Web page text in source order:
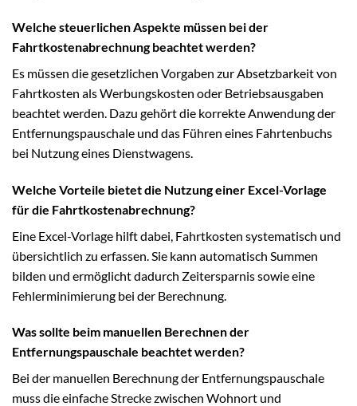
Welche steuerlichen Aspekte müssen bei der
Fahrtkostenabrechnung beachtet werden?
Es müssen die gesetzlichen Vorgaben zur Absetzbarkeit von
Fahrtkosten als Werbungskosten oder Betriebsausgaben
beachtet werden. Dazu gehört die korrekte Anwendung der
Entfernungspauschale und das Führen eines Fahrtenbuchs
bei Nutzung eines Dienstwagens.
Welche Vorteile bietet die Nutzung einer Excel-Vorlage
für die Fahrtkostenabrechnung?
Eine Excel-Vorlage hilft dabei, Fahrtkosten systematisch und
übersichtlich zu erfassen. Sie kann automatisch Summen
bilden und ermöglicht dadurch Zeitersparnis sowie eine
Fehlerminimierung bei der Berechnung.
Was sollte beim manuellen Berechnen der
Entfernungspauschale beachtet werden?
Bei der manuellen Berechnung der Entfernungspauschale
muss die einfache Strecke zwischen Wohnort und